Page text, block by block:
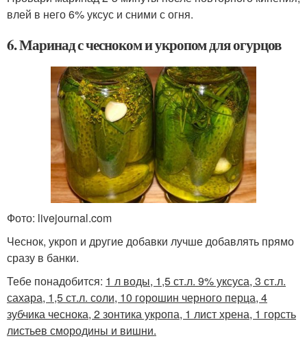
влей в него 6% уксус и сними с огня.
6. Маринад с чесноком и укропом для огурцов
Фото: livejournal.com
Чеснок, укроп и другие добавки лучше добавлять прямо
сразу в банки.
Тебе понадобится: 1 л воды, 1,5 ст.л. 9% уксуса, 3 ст.л.
сахара, 1,5 ст.л. соли, 10 горошин черного перца, 4
зубчика чеснока, 2 зонтика укропа, 1 лист хрена, 1 горсть
листьев смородины и вишни.